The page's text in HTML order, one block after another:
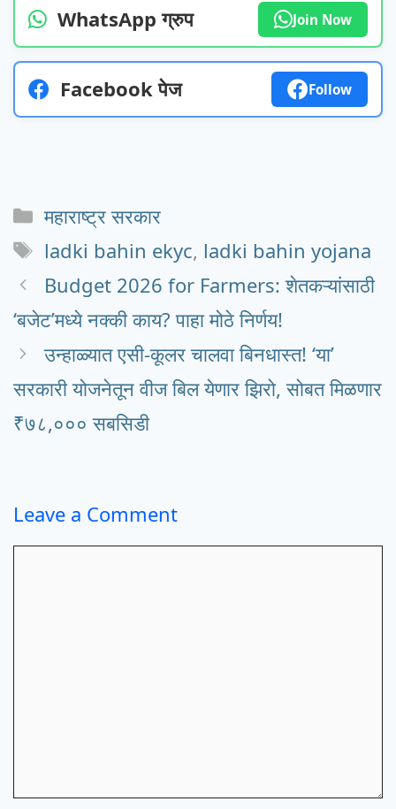
WhatsApp ग्रुप Join Now
Facebook पेज Follow
Categories
महाराष्ट्र सरकार
Tags
ladki bahin ekyc, ladki bahin yojana
Budget 2026 for Farmers: शेतकऱ्यांसाठी
‘बजेट’मध्ये नक्की काय? पाहा मोठे निर्णय!
उन्हाळ्यात एसी-कूलर चालवा बिनधास्त! ‘या’
सरकारी योजनेतून वीज बिल येणार झिरो, सोबत मिळणार
₹७८,००० सबसिडी
Leave a Comment